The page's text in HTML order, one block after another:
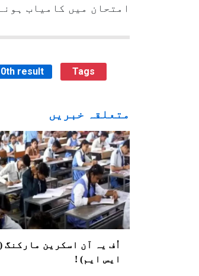
امتحان میں کامیاب
result Tags
متعلقہ خبریں
اُف یہ آن اسکرین مارکنگ
ایس ایم) !